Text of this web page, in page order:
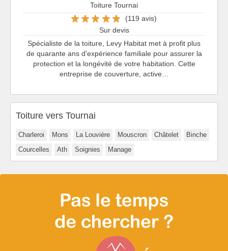
Toiture Tournai
(119 avis)
Sur devis
Spécialiste de la toiture, Levy Habitat met à profit plus
de quarante ans d'expérience familiale pour assurer la
protection et la longévité de votre habitation. Cette
entreprise de couverture, active…
Toiture vers Tournai
Charleroi Mons La Louvière Mouscron Châtelet
Binche
Courcelles
Ath Soignies Manage